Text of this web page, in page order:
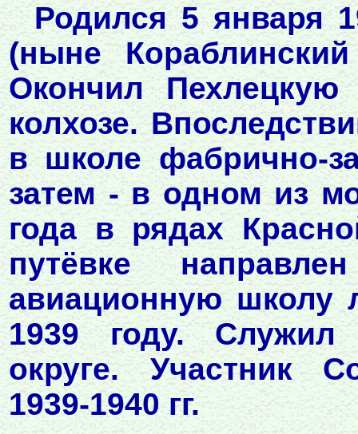
Родился 5 января
(ныне
Окончил
колхозе.
в школе фабрично-
затем - в одном из
года в рядах
путёвке
авиационную школу
1939 году. Служил
округе. Участник
1939-1940 гг.